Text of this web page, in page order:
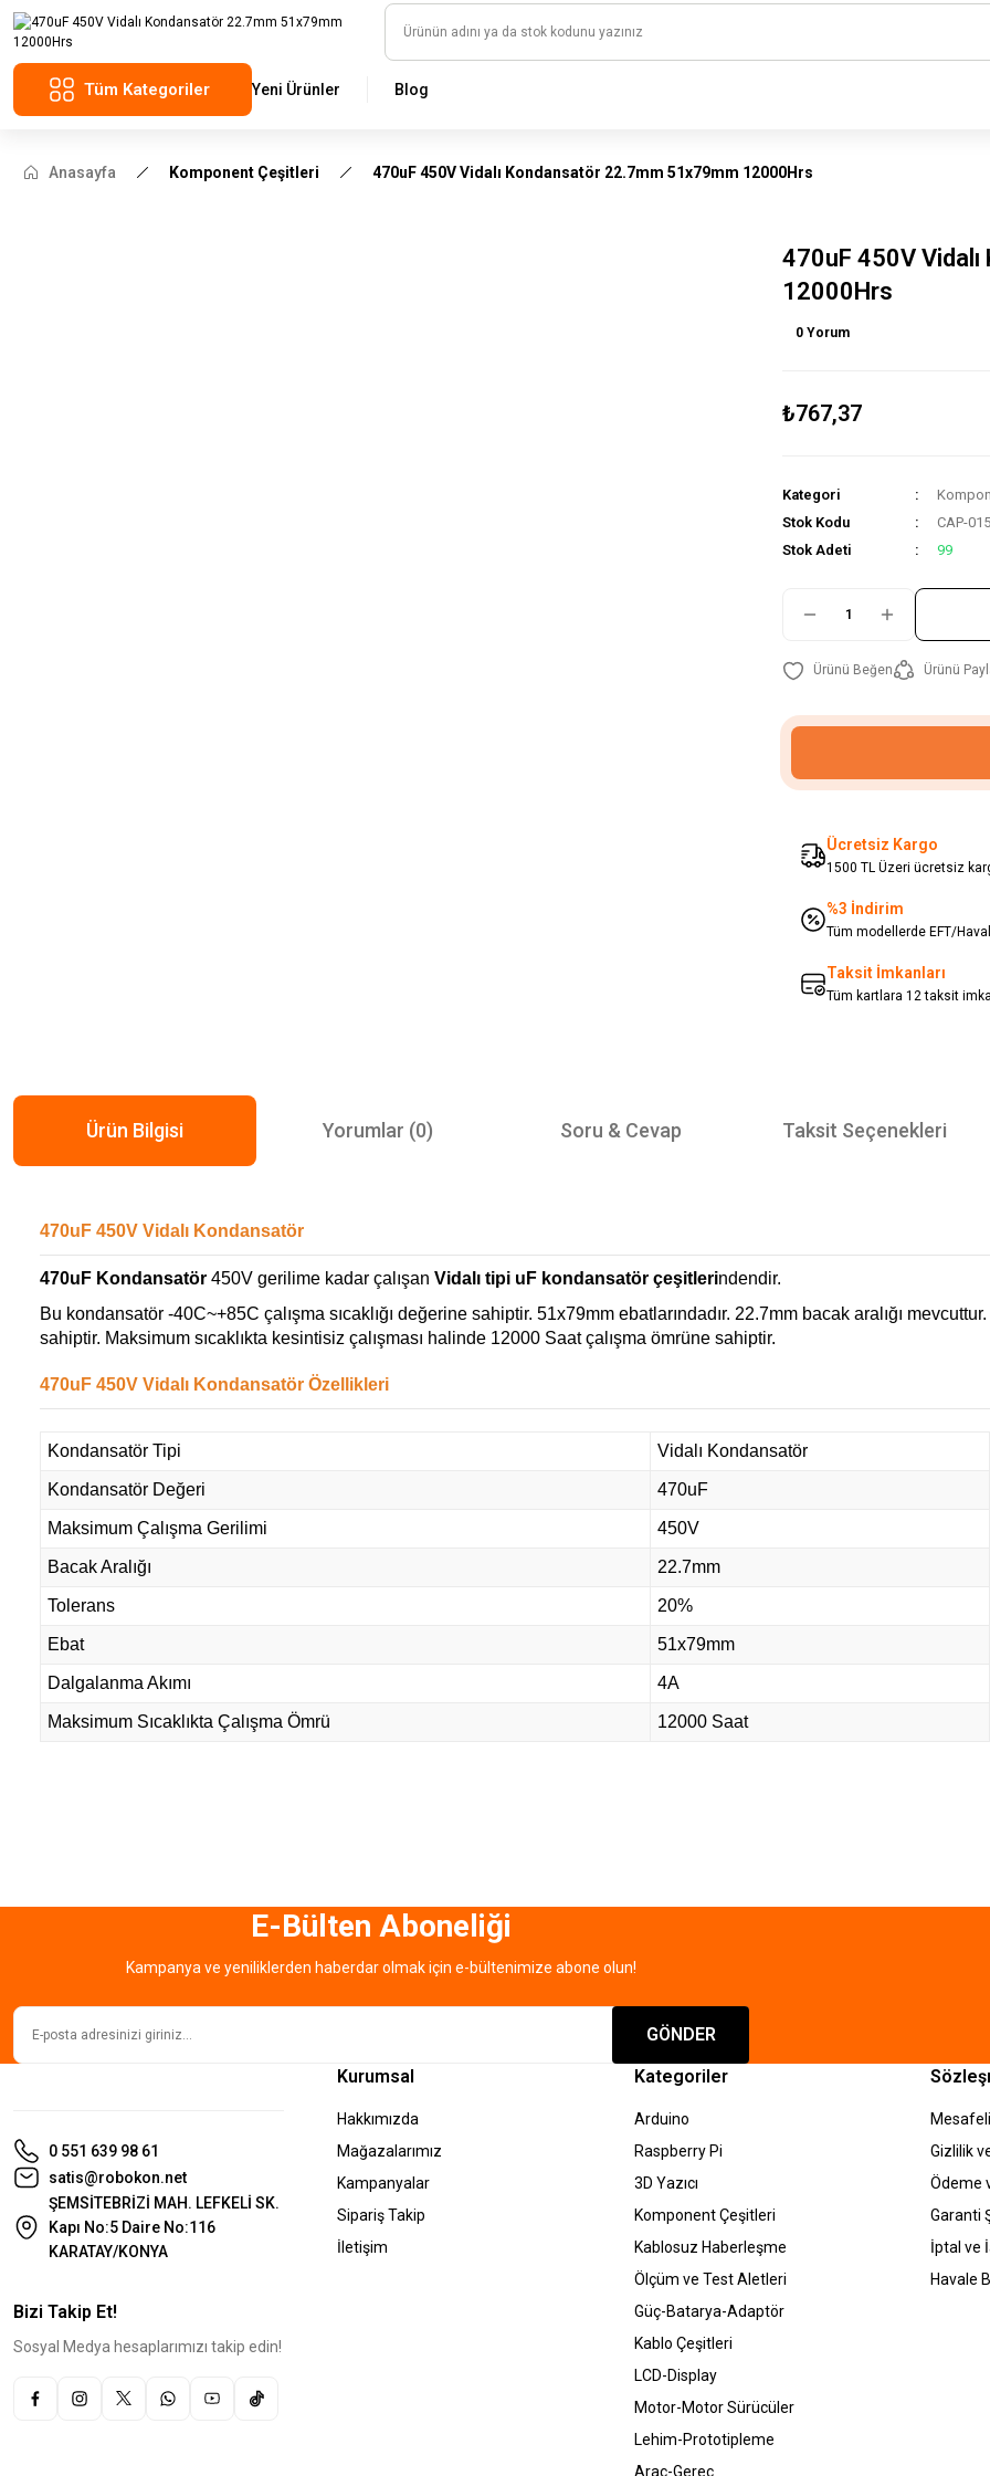
HAYAL ET - TASARLA - ÇALIŞTIR
Tüm Kategoriler Yeni Ürünler Blog
Anasayfa Komponent Çeşitleri 470uF 450V Vidalı Kondansatör 22.7mm 51x79mm 12000Hrs
470uF 450V
12000Hrs
0 Yorum
₺767,37
Kategori
Stok Kodu
CAP-
Stok Adeti
99
Ürünü
Ücretsiz Kargo
1500 TL Üzeri ücretsiz
%3 İndirim
Tüm modellerde EFT/
Taksit İmkanları
Tüm kartlara 12 taksit
Ürün Bilgisi Yorumlar (0) Soru & Cevap Taksit Seçenekleri
470uF 450V Vidalı Kondansatör
470uF Kondansatör 450V gerilime kadar çalışan Vidalı tipi uF kondansatör çeşitlerindendir.
Bu kondansatör -40C~+85C çalışma sıcaklığı değerine sahiptir. 51x79mm ebatlarındadır. 22.7mm bacak aralığı
sahiptir. Maksimum sıcaklıkta kesintisiz çalışması halinde 12000 Saat çalışma ömrüne sahiptir.
470uF 450V Vidalı Kondansatör Özellikleri
Kondansatör Tipi Vidalı Kondansatör
Kondansatör Değeri 470uF
Maksimum Çalışma Gerilimi 450V
Bacak Aralığı 22.7mm
Tolerans 20%
Ebat 51x79mm
Dalgalanma Akımı 4A
Maksimum Sıcaklıkta Çalışma Ömrü 12000 Saat
E-Bülten Aboneliği
Kampanya ve yeniliklerden haberdar olmak için e-bültenimize abone olun!
GÖNDER
0 551 639 98 61
satis@robokon.net
ŞEMSİTEBRİZİ MAH. LEFKELİ SK.
Kapı No:5 Daire No:116
KARATAY/KONYA
Bizi Takip Et!
Sosyal Medya hesaplarımızı takip edin!
Kurumsal
Hakkımızda
Mağazalarımız
Kampanyalar
Sipariş Takip
İletişim
Kategoriler
Arduino
Raspberry Pi
3D Yazıcı
Komponent Çeşitleri
Kablosuz Haberleşme
Ölçüm ve Test Aletleri
Güç-Batarya-Adaptör
Kablo Çeşitleri
LCD-Display
Motor-Motor Sürücüler
Lehim-Prototipleme
Araç-Gereç
Gizlilik
Ödeme
Garanti
İptal ve
Havale